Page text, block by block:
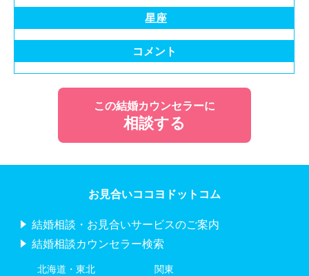
星座
コメント
この結婚カウンセラーに
相談する
お見合いココヨドットコム
結婚相談・お見合いサービスのご案内
結婚相談カウンセラー検索
北海道・東北 関東